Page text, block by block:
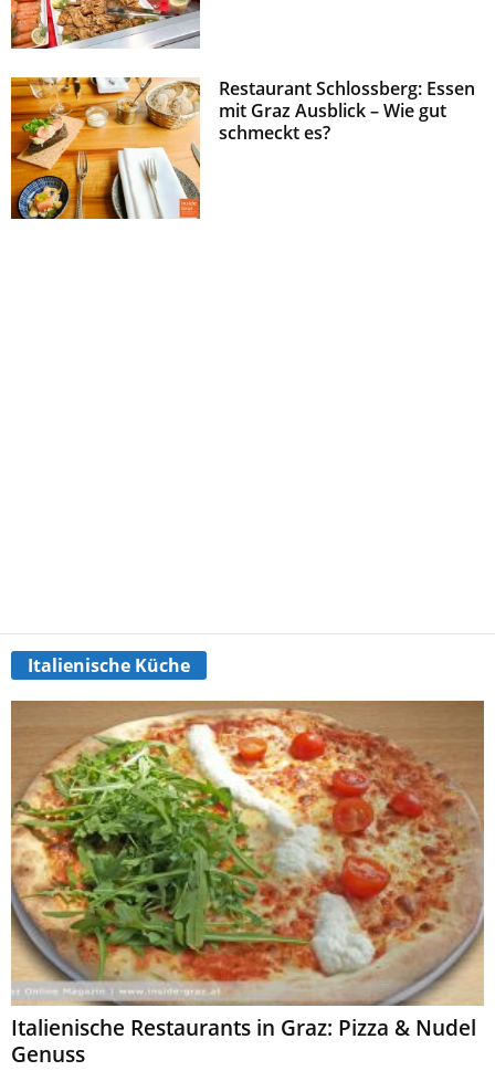
Restaurant Schlossberg: Essen
mit Graz Ausblick – Wie gut
schmeckt es?
Italienische Küche
Italienische Restaurants in Graz: Pizza & Nudel
Genuss